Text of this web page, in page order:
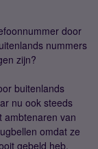
door
nummers
zijn?
buitenlands
nu ook steeds
ambtenaren van
omdat ze
gebeld heb.